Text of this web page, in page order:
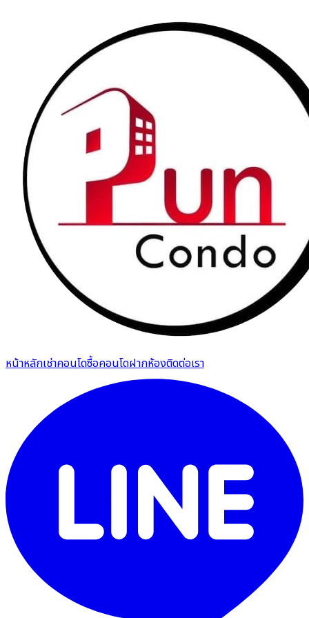
หน้าหลักเช่าคอนโดซื้อคอนโดฝากห้องติดต่อเรา